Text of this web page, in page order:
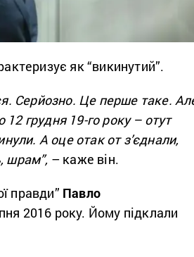
як “викинутий”.
Серйозно. Це перше таке.
грудня 19-го року – отут
А оце отак от з’єднали,
шрам”, – каже він.
правди” Павло
2016 року. Йому підклали